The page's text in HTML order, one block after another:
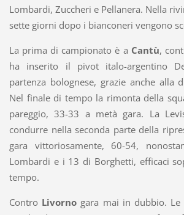
Lombardi, Zuccheri e Pellanera. Nella
sette giorni dopo i bianconeri vengono
La prima di campionato è a Cantù,
ha inserito il pivot italo-argentino
partenza bolognese, grazie anche alla
Nel finale di tempo la rimonta della
pareggio, 33-33 a metà gara. La
condurre nella seconda parte della
gara vittoriosamente, 60-54,
Lombardi e i 13 di Borghetti, efficaci
tempo.
Contro Livorno gara mai in dubbio. Le